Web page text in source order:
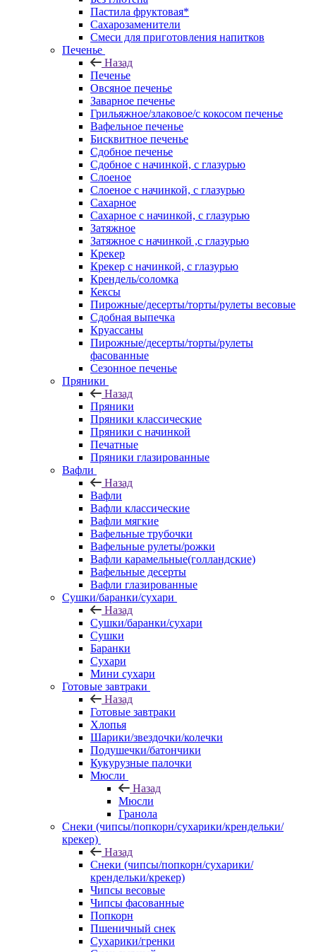
Пастила фруктовая*
Сахарозаменители
Смеси для приготовления напитков
Печенье
Назад
Печенье
Овсяное печенье
Заварное печенье
Грильяжное/злаковое/с кокосом печенье
Вафельное печенье
Бисквитное печенье
Сдобное печенье
Сдобное с начинкой, с глазурью
Слоеное
Слоеное с начинкой, с глазурью
Сахарное
Сахарное с начинкой, с глазурью
Затяжное
Затяжное с начинкой ,с глазурью
Крекер
Крекер с начинкой, с глазурью
Крендель/соломка
Кексы
Пирожные/десерты/торты/рулеты весовые
Сдобная выпечка
Круассаны
Пирожные/десерты/торты/рулеты
фасованные
Сезонное печенье
Пряники
Назад
Пряники
Пряники классические
Пряники с начинкой
Печатные
Пряники глазированные
Вафли
Назад
Вафли
Вафли классические
Вафли мягкие
Вафельные трубочки
Вафельные рулеты/рожки
Вафли карамельные(голландские)
Вафельные десерты
Вафли глазированные
Сушки/баранки/сухари
Назад
Сушки/баранки/сухари
Сушки
Баранки
Сухари
Мини сухари
Готовые завтраки
Назад
Готовые завтраки
Хлопья
Шарики/звездочки/колечки
Подушечки/батончики
Кукурузные палочки
Мюсли
Назад
Мюсли
Гранола
Снеки (чипсы/попкорн/сухарики/крендельки/
крекер)
Назад
Снеки (чипсы/попкорн/сухарики/
крендельки/крекер)
Чипсы весовые
Чипсы фасованные
Попкорн
Пшеничный снек
Сухарики/гренки